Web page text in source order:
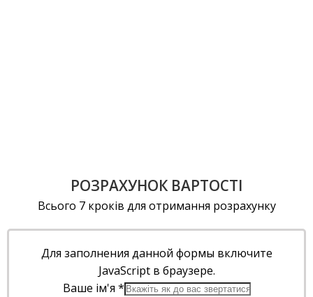
РОЗРАХУНОК ВАРТОСТІ
Всього 7 кроків для отримання розрахунку
Для заполнения данной формы включите
JavaScript в браузере.
Ваше ім'я *